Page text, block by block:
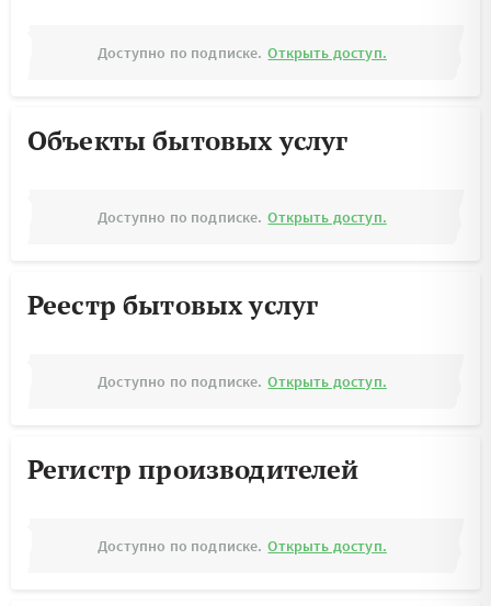
Доступно по подписке. Открыть доступ.
Объекты бытовых услуг
Доступно по подписке. Открыть доступ.
Реестр бытовых услуг
Доступно по подписке. Открыть доступ.
Регистр производителей
Доступно по подписке. Открыть доступ.